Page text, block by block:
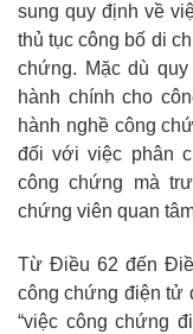
sung quy định về
thủ tục công bố di
chứng. Mặc dù
hành chính cho
hành nghề công
đối với việc phân
công chứng mà
chứng viên quan
Từ Điều 62 đến
công chứng điện tử
“việc công chứng